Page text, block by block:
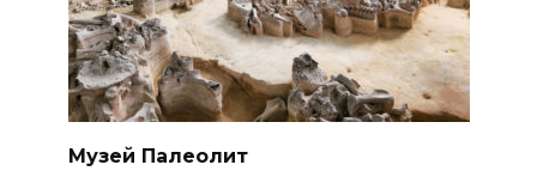
Музей Палеолит